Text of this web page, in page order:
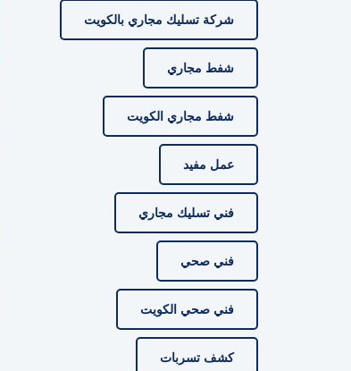
شركة تسليك مجاري بالكويت
شفط مجاري
شفط مجاري الكويت
عمل مفيد
فني تسليك مجاري
فني صحي
فني صحي الكويت
كشف تسربات